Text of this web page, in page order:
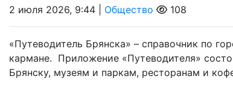
2 июля 2026, 9:44 | Общество 108
«Путеводитель Брянска» – справочник по
кармане. Приложение «Путеводителя»
Брянску, музеям и паркам, ресторанам и